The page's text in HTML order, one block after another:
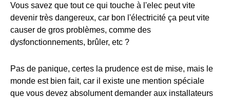
Vous savez que tout ce qui touche à l'elec peut vite
devenir très dangereux, car bon l'électricité ça peut vite
causer de gros problèmes, comme des
dysfonctionnements, brûler, etc ?
Pas de panique, certes la prudence est de mise, mais le
monde est bien fait, car il existe une mention spéciale
que vous devez absolument demander aux installateurs